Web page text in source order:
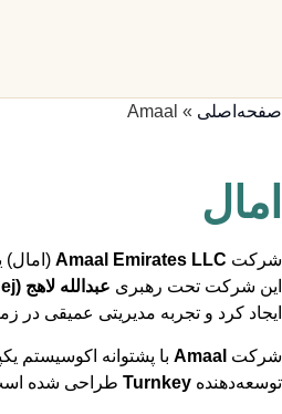
صفحه‌اصلی »
Amaal
امال
شرکت Amaal Emirates LLC
این شرکت تحت رهبری عبدالله لاهج (Abdulla Lahej)
ایجاد کرد و تجربه مدیریتی عمیقی در
شرکت Amaal با پشتوانه اکوسیستم
توسعه‌دهنده Turnkey طراحی شده است